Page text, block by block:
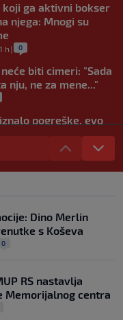
ga aktivni bokser
njega: Mnogi su
h | 0
biti cimeri: "Sada
nju, ne za mene..."
pogreške, evo
prema Infantinu
misli o testiranju pola
Dino Merlin
s Koševa
0
RS nastavlja
Memorijalnog centra